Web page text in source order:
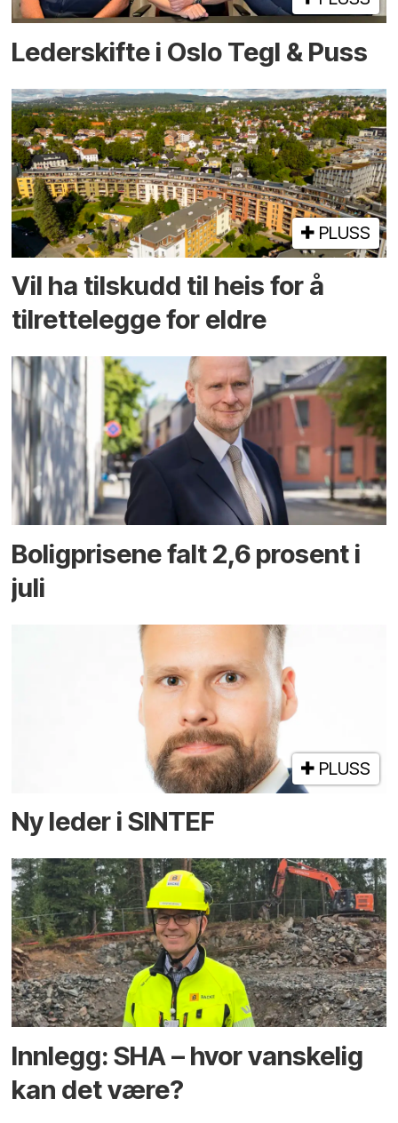
Lederskifte i Oslo Tegl & Puss
PLUSS
Vil ha tilskudd til heis for å
tilrettelegge for eldre
Boligprisene falt 2,6 prosent i
juli
PLUSS
Ny leder i SINTEF
Innlegg: SHA – hvor vanskelig
kan det være?